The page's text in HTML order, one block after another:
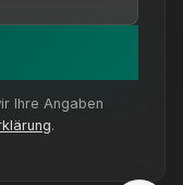
Ihre Angaben
.